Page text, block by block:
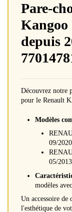
Pare-
Kangoo
depuis
Découvrez notre
pour le Renault
Modèles
09/
05/
modèles
Un accessoire
l'esthétique de